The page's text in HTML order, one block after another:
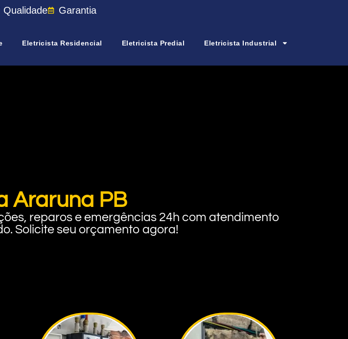
Qualidade Garantia
Eletricista Residencial Eletricista Predial Eletricista Industrial
Araruna PB
reparos e emergências 24h com atendimento
Solicite seu orçamento agora!